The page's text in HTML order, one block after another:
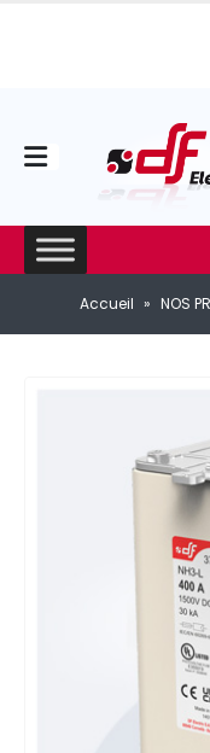
Accueil » NOS